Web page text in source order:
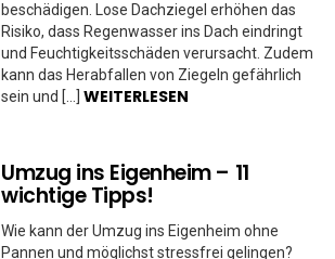
beschädigen. Lose Dachziegel erhöhen das
Risiko, dass Regenwasser ins Dach eindringt
und Feuchtigkeitsschäden verursacht. Zudem
kann das Herabfallen von Ziegeln gefährlich
sein und […] WEITERLESEN
Umzug ins Eigenheim – 11
wichtige Tipps!
Wie kann der Umzug ins Eigenheim ohne
Pannen und möglichst stressfrei gelingen?